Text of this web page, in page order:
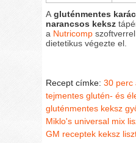
A gluténmentes
narancsos keksz
a Nutricomp
dietetikus végezte el.
Recept címke:30 perc
tejmentes glutén- és
gluténmentes keksz
Miklo's universal mix
GM receptek keksz